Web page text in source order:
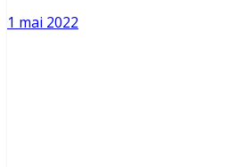
1 mai 2022